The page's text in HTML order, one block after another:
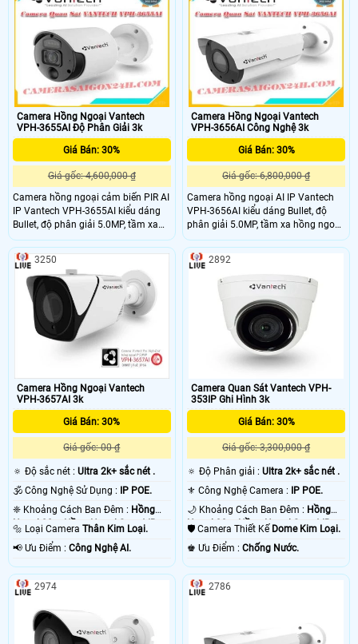
H.265, tiêu chuẩn IP66 giúp camera
chống nước, nên lắp đặt được trong
nhà và ngoài trời. Camera hồng
ngoại AI IP Vantech VPH-3651AI
Camera Hồng Ngoại Vantech
VPH-3655AI Độ Phân Giải 3k
Giá Bán: 30%
Giá gốc: 4,600,000 ₫
Camera hồng ngoại cảm biến PIR AI
IP Vantech VPH-3655AI kiểu dáng
Bullet, độ phân giải 5.0MP, tầm xa
hồng ngoại 30m cho khả năng
quan sát bao quát, truyền tải dữ liệu
với độ nét cao, chuẩn nén hình ảnh
H.265, tiêu chuẩn IP66 giúp camera
chống nước, nên lắp đặt được trong
nhà và ngoài trời.
Camera Hồng Ngoại Vantech
VPH-3656AI Công Nghệ 3k
Giá Bán: 30%
Giá gốc: 6,800,000 ₫
Camera hồng ngoại AI IP Vantech
VPH-3656AI kiểu dáng Bullet, độ
phân giải 5.0MP, tầm xa hồng ngoại
40m cho khả năng quan sát bao
quát, truyền tải dữ liệu với độ nét
cao, chuẩn nén hình ảnh H.265, tiêu
chuẩn IP66 giúp camera chống
nước, nên lắp đặt được trong nhà và
ngoài trời. lắp đặt camera quan sát
công ty cảm biên hồng ngoai AI IP
Camera Hồng Ngoại Vantech
VPH-3657AI 3k
Giá Bán: 30%
Giá gốc: 00 ₫
🔅 Độ sắc nét : Ultra 2k+ sắc nét .
🕉️ Công Nghệ Sử Dụng : IP POE.
❈ Khoảng Cách Ban Đêm : Hồng
Ngoại 80m Hồng Ngoại Smart IR.
🔩 Loại Camera Thân Kim Loại.
️📢 Ưu Điểm : Công Nghệ AI.
3250
Camera Quan Sát Vantech VPH-
353IP Ghi Hình 3k
Giá Bán: 30%
Giá gốc: 3,300,000 ₫
🔅 Độ Phân giải :Ultra 2k+ sắc nét .
⚜️ Công Nghệ Camera : IP POE.
🌙 Khoảng Cách Ban Đêm : Hồng
Ngoại 30m Hồng Ngoại Smart IR.
🛡 Camera Thiết Kế Dome Kim Loại.
️♚ Ưu Điểm :Chống Nước.
2892
2974 2786